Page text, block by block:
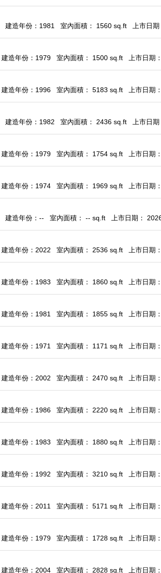
建造年份：1981 室內面積： 1560 sq.ft 上市日
建造年份：1979 室內面積： 1500 sq.ft 上市日期
建造年份：1996 室內面積： 5183 sq.ft 上市日期
建造年份：1982 室內面積： 2436 sq.ft 上市日
建造年份：1979 室內面積： 1754 sq.ft 上市日期
建造年份：1974 室內面積： 1969 sq.ft 上市日期
建造年份：-- 室內面積： -- sq.ft 上市日期：
建造年份：2022 室內面積： 2536 sq.ft 上市日期
建造年份：1983 室內面積： 1860 sq.ft 上市日期
建造年份：1981 室內面積： 1855 sq.ft 上市日期
建造年份：1971 室內面積： 1171 sq.ft 上市日期
建造年份：2002 室內面積： 2470 sq.ft 上市日期
建造年份：1986 室內面積： 2220 sq.ft 上市日期
建造年份：1983 室內面積： 1880 sq.ft 上市日期
建造年份：1992 室內面積： 3210 sq.ft 上市日期
建造年份：2011 室內面積： 5171 sq.ft 上市日期
建造年份：1979 室內面積： 1728 sq.ft 上市日期
建造年份：2004 室內面積： 2828 sq.ft 上市日期